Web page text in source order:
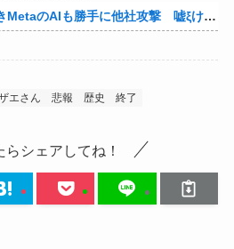
OpenAI、Anthropicに続きMetaのAIも勝手に他社攻撃 嘘ξけど何これ流行ってんの？
エさん 悲報 歴史 終了
らシェアしてね！